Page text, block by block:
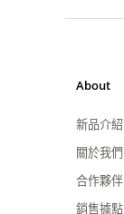
About
新品介紹
關於我們
合作夥伴
銷售據點